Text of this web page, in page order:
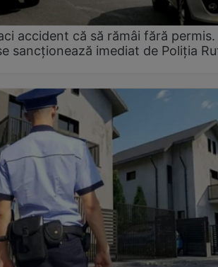
accident că să rămâi fără permis.
sancționează imediat de Poliţia